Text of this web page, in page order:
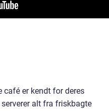
café er kendt for deres
alt fra friskbagte